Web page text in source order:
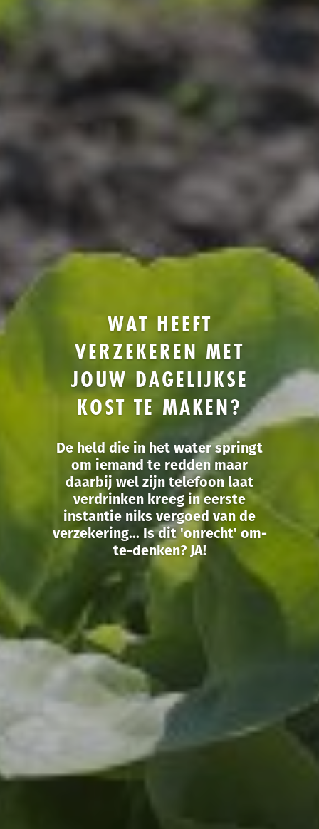
WAT HEEFT
VERZEKEREN MET
JOUW DAGELIJKSE
KOST TE MAKEN?
De held die in het water springt
om iemand te redden maar
daarbij wel zijn telefoon laat
verdrinken kreeg in eerste
instantie niks vergoed van de
verzekering... Is dit 'onrecht' om-
te-denken? JA!